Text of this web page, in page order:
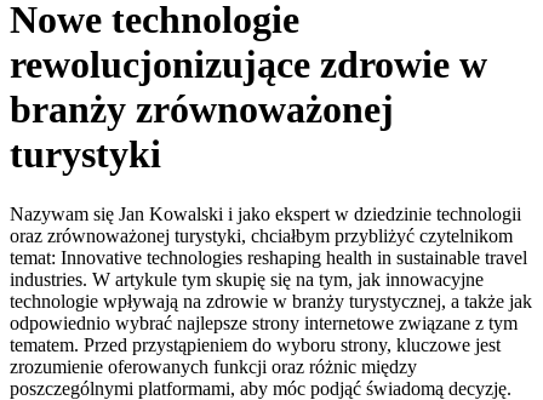
Nowe technologie
rewolucjonizujące zdrowie w
branży zrównoważonej
turystyki
Nazywam się Jan Kowalski i jako ekspert w dziedzinie technologii
oraz zrównoważonej turystyki, chciałbym przybliżyć czytelnikom
temat: Innovative technologies reshaping health in sustainable travel
industries. W artykule tym skupię się na tym, jak innowacyjne
technologie wpływają na zdrowie w branży turystycznej, a także jak
odpowiednio wybrać najlepsze strony internetowe związane z tym
tematem. Przed przystąpieniem do wyboru strony, kluczowe jest
zrozumienie oferowanych funkcji oraz różnic między
poszczególnymi platformami, aby móc podjąć świadomą decyzję.